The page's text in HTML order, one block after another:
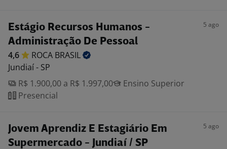
Estágio Recursos Humanos -
Administração De Pessoal
5 ago
4,6 ROCA BRASIL
Jundiaí - SP
R$ 1.900,00 a R$ 1.997,00
Ensino Superior
Presencial
Jovem Aprendiz E Estagiário Em
Supermercado - Jundiaí / SP
5 ago